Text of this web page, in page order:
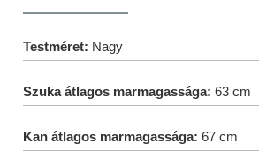
Testméret: Nagy
Szuka átlagos marmagassága: 63 cm
Kan átlagos marmagassága: 67 cm